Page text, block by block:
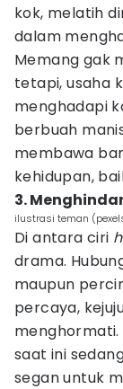
kok, melatih
dalam
Memang gak
tetapi, usaha
menghadapi
berbuah
membawa
kehidupan,
3.
ilustrasi teman
Di antara ciri
drama.
maupun
percaya,
menghormati.
saat ini
segan untuk